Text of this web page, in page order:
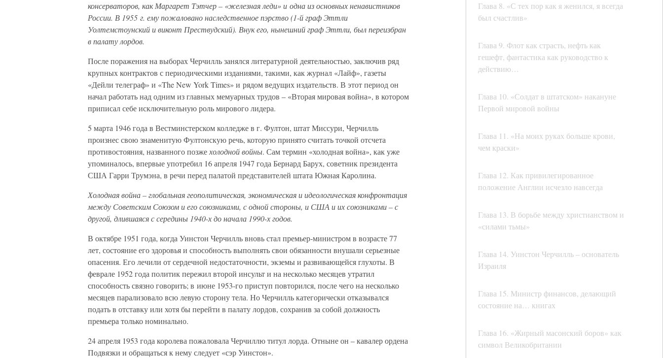
Глава 8. «С тех пор как я женился, я всегда
был счастлив»
Глава 9. Флот как страсть, нефть как
гешефт, фантастика как руководство к
действию…
Глава 10. «Солдат в штатском» накануне
Первой мировой войны
Глава 11. «На моих руках больше крови,
чем краски»
Глава 12. Как привилегированное
положение Англии исчезло навсегда
Глава 13. В борьбе между христианством и
«силами тьмы»
Глава 14. Уинстон Черчилль – основатель
Израиля
Глава 15. Министр финансов, делающий
состояние на… книгах
Глава 16. «Жирный масонский боров» как
символ Великобритании
консерваторов, как Маргарет Тэтчер – «железная леди» и одна из основных ненавистников
России. В 1955 г. ему пожаловано наследственное пэрство (1-й граф Эттли
Уолтемстоунский и виконт Прествудский). Внук его, нынешний граф Эттли, был переизбран
в палату лордов.
После поражения на выборах Черчилль занялся литературной деятельностью, заключив ряд
крупных контрактов с периодическими изданиями, такими, как журнал «Лайф», газеты
«Дейли телеграф» и «The New York Times» и рядом ведущих издательств. В этот период он
начал работать над одним из главных мемуарных трудов – «Вторая мировая война», в котором
приписал себе исключительную роль мирового лидера.
5 марта 1946 года в Вестминстерском колледже в г. Фултон, штат Миссури, Черчилль
произнес свою знаменитую Фултонскую речь, которую принято считать точкой отсчета
противостояния, названного позжехолодной войны. Сам термин «холодная война», как уже
упоминалось, впервые употребил 16 апреля 1947 года Бернард Барух, советник президента
США Гарри Трумэна, в речи перед палатой представителей штата Южная Каролина.
Холодная война – глобальная геополитическая, экономическая и идеологическая конфронтация
между Советским Союзом и его союзниками, с одной стороны, и США и их союзниками – с
другой, длившаяся с середины 1940-х до начала 1990-х годов.
В октябре 1951 года, когда Уинстон Черчилль вновь стал премьер-министром в возрасте 77
лет, состояние его здоровья и способность выполнять свои обязанности внушали серьезные
опасения. Его лечили от сердечной недостаточности, экземы и развивающейся глухоты. В
феврале 1952 года политик пережил второй инсульт и на несколько месяцев утратил
способность связно говорить; в июне 1953-го приступ повторился, после чего на несколько
месяцев парализовало всю левую сторону тела. Но Черчилль категорически отказывался
подать в отставку или хотя бы перейти в палату лордов, сохранив за собой должность
премьера только номинально.
24 апреля 1953 года королева пожаловала Черчиллю титул лорда. Отныне он – кавалер ордена
Подвязки и обращаться к нему следует «сэр Уинстон».